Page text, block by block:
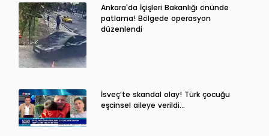
Ankara'da İçişleri Bakanlığı önünde
patlama! Bölgede operasyon
düzenlendi
İsveç’te skandal olay! Türk çocuğu
eşcinsel aileye verildi…